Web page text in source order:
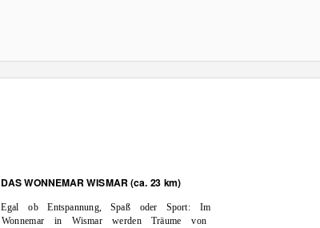
DAS WONNEMAR WISMAR (ca. 23 km)
Egal ob Entspannung, Spaß oder Sport: Im
Wonnemar in Wismar werden Träume von